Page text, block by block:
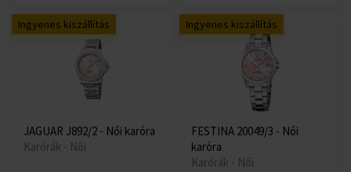
Ingyenes kiszállítás
JAGUAR J892/2 - Női karóra
Karórák - Női
Ingyenes kiszállítás
FESTINA 20049/3 - Női
karóra
Karórák - Női